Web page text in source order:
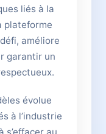
liés à la
plateforme
améliore
garantir un
évolue
à l’industrie